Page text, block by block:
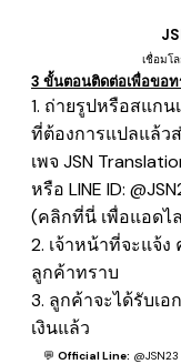
เชื่อมโ
3 ขั้นตอนติดต่อเพื่อขอท
1. ถ่ายรูปหรือสแกน
ที่ต้องการแปลแล้ว
เพจ JSN
หรือ LINE ID:
(คลิกที่นี่ เพื่อแอดไ
2. เจ้าหน้าที่จะแจ้ง
ลูกค้าทราบ
3. ลูกค้าจะได้รับเ
เงินแล้ว
💬 Official Line: @JSN23